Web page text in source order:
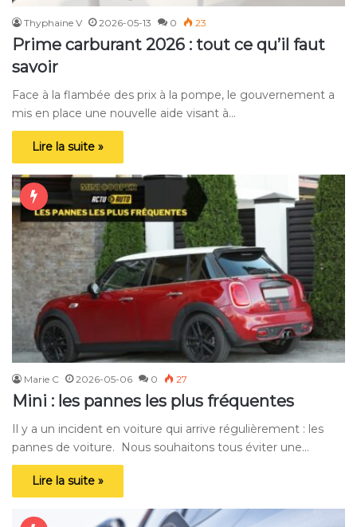
Thyphaine V 2026-05-13 0 23
Prime carburant 2026 : tout ce qu’il faut
savoir
Face à la flambée des prix à la pompe, le gouvernement a
mis en place une nouvelle aide visant à…
Lire la suite »
Marie C 2026-05-06 0 27
Mini : les pannes les plus fréquentes
Il y a un incident en voiture qui arrive régulièrement : les
pannes de voiture. Nous souhaitons tous éviter une…
Lire la suite »